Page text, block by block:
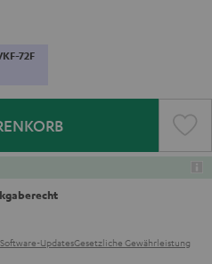
72F
Software-UpdatesGesetzliche Gewährleistung